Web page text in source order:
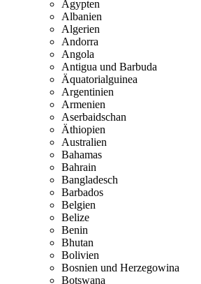
Ägypten
Albanien
Algerien
Andorra
Angola
Antigua und Barbuda
Äquatorialguinea
Argentinien
Armenien
Aserbaidschan
Äthiopien
Australien
Bahamas
Bahrain
Bangladesch
Barbados
Belgien
Belize
Benin
Bhutan
Bolivien
Bosnien und Herzegowina
Botswana